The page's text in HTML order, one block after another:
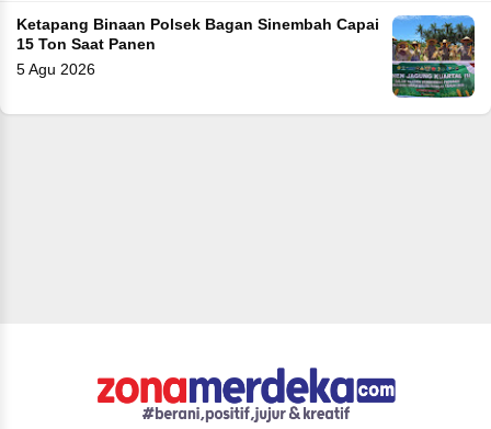
Ketapang Binaan Polsek Bagan Sinembah Capai
15 Ton Saat Panen
5 Agu 2026